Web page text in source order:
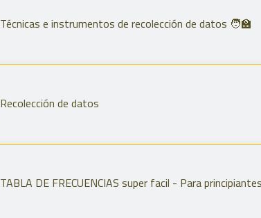
Técnicas e instrumentos de recolección de datos 🧑‍🏫
Recolección de datos
TABLA DE FRECUENCIAS super facil - Para principiantes